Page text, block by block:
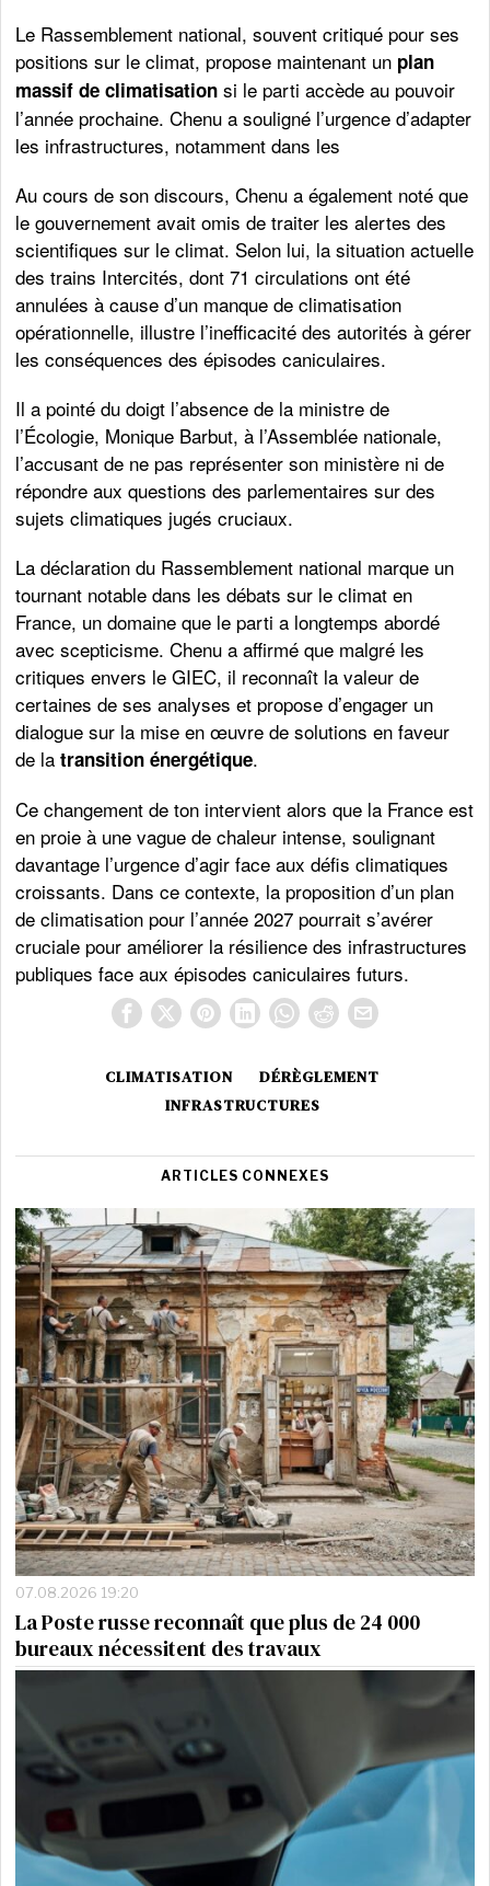
Le Rassemblement national, souvent critiqué pour ses
positions sur le climat, propose maintenant un plan
massif de climatisation si le parti accède au pouvoir
l’année prochaine. Chenu a souligné l’urgence d’adapter
les infrastructures, notamment dans les
Au cours de son discours, Chenu a également noté que
le gouvernement avait omis de traiter les alertes des
scientifiques sur le climat. Selon lui, la situation actuelle
des trains Intercités, dont 71 circulations ont été
annulées à cause d’un manque de climatisation
opérationnelle, illustre l’inefficacité des autorités à gérer
les conséquences des épisodes caniculaires.
Il a pointé du doigt l’absence de la ministre de
l’Écologie, Monique Barbut, à l’Assemblée nationale,
l’accusant de ne pas représenter son ministère ni de
répondre aux questions des parlementaires sur des
sujets climatiques jugés cruciaux.
La déclaration du Rassemblement national marque un
tournant notable dans les débats sur le climat en
France, un domaine que le parti a longtemps abordé
avec scepticisme. Chenu a affirmé que malgré les
critiques envers le GIEC, il reconnaît la valeur de
certaines de ses analyses et propose d’engager un
dialogue sur la mise en œuvre de solutions en faveur
de latransition énergétique.
Ce changement de ton intervient alors que la France est
en proie à une vague de chaleur intense, soulignant
davantage l’urgence d’agir face aux défis climatiques
croissants. Dans ce contexte, la proposition d’un plan
de climatisation pour l’année 2027 pourrait s’avérer
cruciale pour améliorer la résilience des infrastructures
publiques face aux épisodes caniculaires futurs.
CLIMATISATION
DÉRÈGLEMENT
INFRASTRUCTURES
ARTICLES CONNEXES
07.08.2026 19:20
La Poste russe reconnaît que plus de 24 000
bureaux nécessitent des travaux